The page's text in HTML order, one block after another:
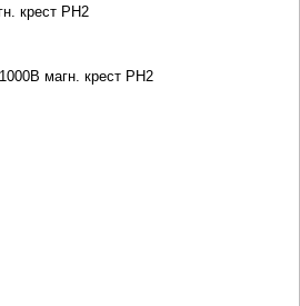
крест PH2
магн. крест PH2